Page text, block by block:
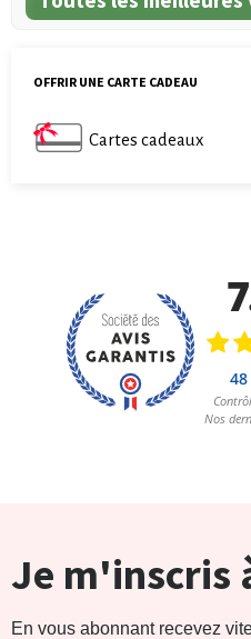
OFFRIR UNE CARTE CADEAU
Cartes cadeaux
Je m'inscris
En vous abonnant recevez